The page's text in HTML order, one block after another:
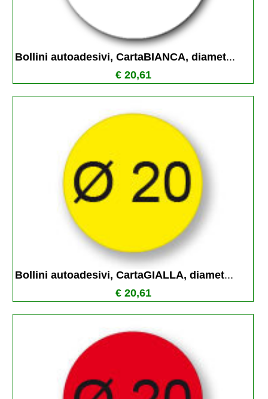
Bollini autoadesivi, CartaBIANCA, diamet...
€ 20,61
Bollini autoadesivi, CartaGIALLA, diamet...
€ 20,61